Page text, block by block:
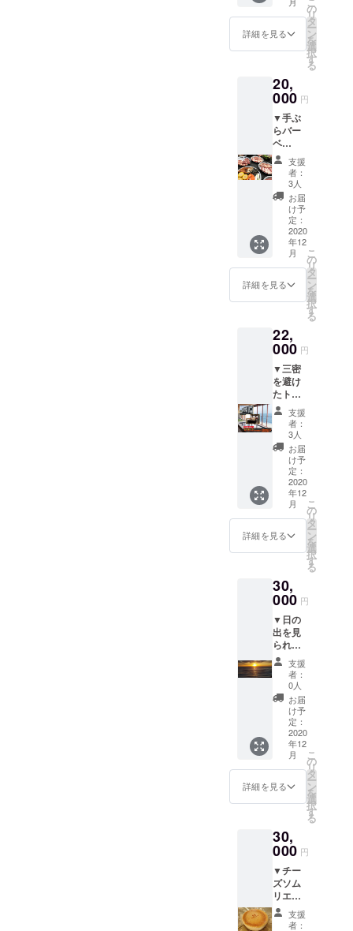
まな茨
城弁を
セレク
トして
す。読
み札は
すべて
解説付
きだか
ら、茨
城弁が
わから
なくて
もだい
じ、だ
いじ！
また、
茨城弁
の発音
に自信
がない
方でも
「読み
CD」付
きなの
で安心
です。
●『ご
じゃっ
ぺディ
ア』通
1,000円
茨城弁
解説書
の決定
版。
『いば
らぎ
じゃな
くてい
ばら
『続い
ばらぎ
じゃな
くてい
ばら
き』に
続く、
イバラ
キング
の書き
下ろし
本第3
弾。 ※
サイン
入り、
送料代
込み ▼
かっぺ
用され
ている
ルの逸
品。 ●
露天風
呂入浴
回数券
湯かっ
ぺの入
浴券
（５０
０円／
回）１
１回分
のお得
なチ
ケッ
間に準
じま
す。
※本文内
せ先ま
で予約
をお願
いしま
す。
※チケッ
トは別
の日の
ご利用
も可能
です。
▼お礼
のお手
でも楽
夏の楽
園”スパ
イアン
ズ”のペ
アチ
ケット
と、
よっこ
ら
しょっ
北茨城
総本店
での韓
国焼肉
食べ放
題チ
ケット
けいた
しま
しょっ
での
ディ
●露天
●宿泊
（朝食
付き）
※宿泊
は、前
もって
予約を
お願い
しま
す。
※ブルー
ベリー
の成熟
状況に
より、
ご希望
の日時
りま
す。
（収穫
時期は6
月中旬
～9月中
旬まで
す。）
※ブ
ルーベ
リー果
樹園へ
の往復
の交通
自ご負
担くだ
族でい
らっ
しゃる
場合に
は人数
分をお
求めく
ださ
い。
（幼児
は無料
す。）
▼お礼
のお手
万冊読
み放題
※電
源・
WiFi利
※利用
日時は
メイズ
ムラン
ドの営
業日
（不定
休）営
業時間
に準じ
ます。
※ご利
用はご
本人に
限りま
す。 ▼
お礼の
詳細を見る
の
リ
タ
ー
ン
を
選
択
す
る
20,
000 円
▼手ぶ
らバー
ベ
キュー
チケッ
ト ●
バーベ
キュー
チケッ
ト ※食
材例
（１人
分）牛
肉約
100g／
豚肉約
鶏肉
125g／
イカ 半
身／
ソー
セージ1
本／野
菜／ご
飯 ※飲
み物は
含まれ
ませ
ん。 ※
食材・
飲み物
の持ち
込みは
※11時〜
16時、
または
17時か
ら22時
までの
どちら
かをお
選びく
ださ
い。 ※6
名様ま
での予
約とさ
せてい
ただき
ます。
※人数超
をお願
いいた
す。 ※
予約が
必要で
す。 ※
利用日
支援
者：
3人
お届
け予
定：
2020
年12
月
詳細を見る
こ
の
リ
タ
ー
ン
を
選
択
す
る
22,
000 円
▼三密
を避け
たト
レー
ラーハ
ウスで
宿泊・
貸切入
浴チ
ケット
（4人分
の宿泊
相当
額） 楽
天トラ
ベルで
をいた
だいて
いるＮ
ｏ三密
（新型
コロナ
ウイル
ス対
策）プ
ランで
す。可
能な限
り他の
人に触
れず
に、
チェッ
クアウ
トまで
安心し
てご利
用いた
だける
よう細
心の注
支援
者：
3人
お届
け予
定：
2020
年12
月
詳細を見る
こ
の
リ
タ
ー
ン
を
選
択
す
る
30,
000 円
▼日の
出を見
られる
貸切風
呂プラ
ン ●
宿泊
●貸切露
天風呂
（日の
出〜9時
まで貸
切）
●朝食
※小学
生以上6
でのご
利用と
させて
いただ
きま
す。
（幼児
は無料
支援
者：
0人
お届
け予
定：
2020
年12
月
詳細を見る
こ
の
リ
タ
ー
ン
を
選
択
す
る
30,
000 円
▼チー
ズソム
リエが
奏でる
「かん
支援
者：